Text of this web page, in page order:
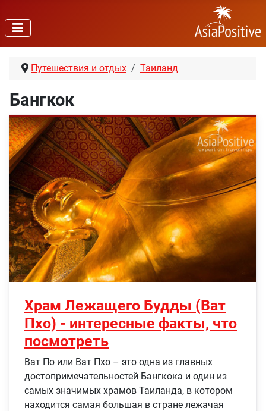
Путешествия и отдых Таиланд
Бангкок
Храм Лежащего Будды (Ват
Пхо) - интересные факты, что
посмотреть
Ват По или Ват Пхо – это одна из главных
достопримечательностей Бангкока и один из
самых значимых храмов Таиланда, в котором
находится самая большая в стране лежачая